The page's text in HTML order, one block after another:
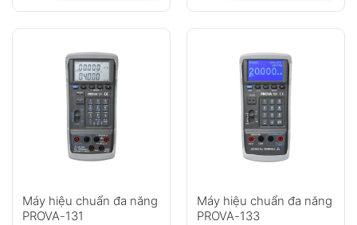
Máy hiệu chuẩn đa năng
PROVA-131
Máy hiệu chuẩn đa năng
PROVA-133